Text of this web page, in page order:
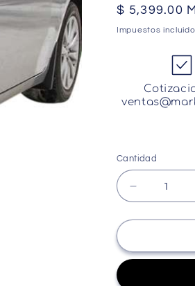
Precio
habitual
$ 5,399.00
Impuestos
Cantidad
Cantidad
Reducir
cantidad
para
Protectoras